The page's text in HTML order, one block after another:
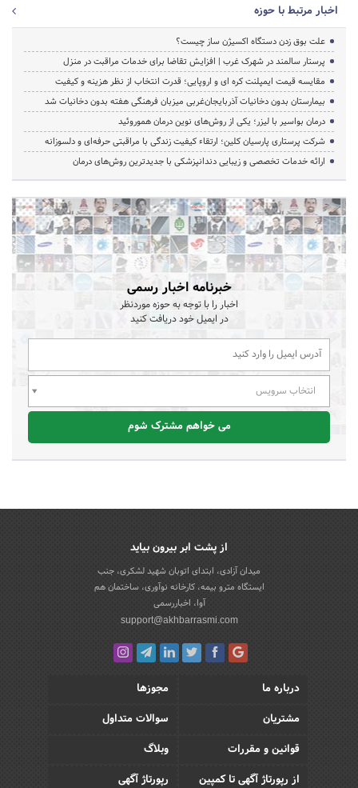
اخبار مرتبط با حوزه
علت بوق زدن دستگاه اکسیژن ساز چیست؟
پرستار سالمند در شهرک غرب | افزایش تقاضا برای خدمات مراقبت در منزل
مقایسه قیمت ایمپلنت کره ای و اروپایی؛ قدرت انتخاب از نظر هزینه و کیفیت
بیمارستان بدون دخانیات آذربایجان‌غربی میزبان فرهنگی هفته بدون دخانیات شد
درمان بواسیر با لیزر؛ یکی از روش‌های نوین درمان هموروئید
شرکت پرستاری پارسیان کلین؛ ارتقاء کیفیت زندگی با مراقبتی حرفه‌ای و دلسوزانه
ارائه خدمات تخصصی و زیبایی دندانپزشکی با جدیدترین روش‌های درمان
خبرنامه اخبار رسمی
اخبار را با توجه به حوزه موردنظر
در ایمیل خود دریافت کنید
انتخاب سرویس
می خواهم مشترک شوم
از پشت ابر بیرون بیاید
میدان آزادی، ابتدای اتوبان شهید لشکری، جنب
ایستگاه مترو بیمه، کارخانه نوآوری، ساختمان هم
آوا، اخباررسمی
support@akhbarrasmi.com
درباره ما
مجوزها
مشتریان
سوالات متداول
قوانین و مقررات
وبلاگ
از رپورتاژ آگهی تا کمپین
رپورتاژ آگهی